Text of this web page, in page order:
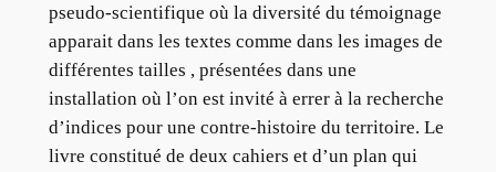
pseudo-scientifique où la diversité du témoignage
apparait dans les textes comme dans les images de
différentes tailles , présentées dans une
installation où l’on est invité à errer à la recherche
d’indices pour une contre-histoire du territoire. Le
livre constitué de deux cahiers et d’un plan qui